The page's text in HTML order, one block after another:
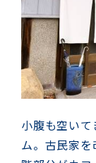
小腹も空いて
ム。古民家